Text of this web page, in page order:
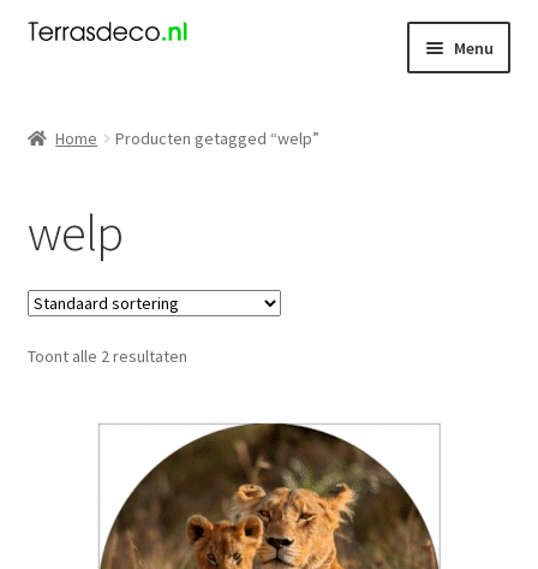
Ga
navigatie
Ga
inhoud
Menu
Kabouters
Mensen
Nieuw
Koningsdag
Glasschilderij
Home Producten getagged “welp”
welp
Toont alle 2 resultaten